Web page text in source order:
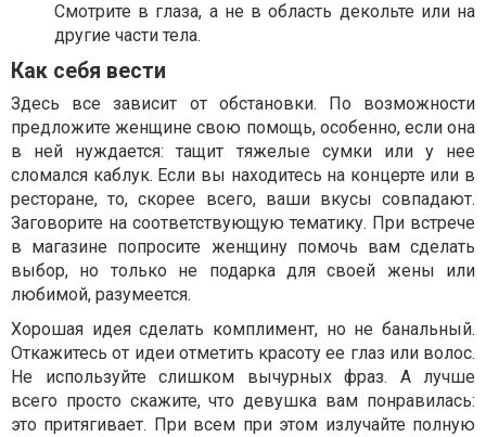
Смотрите в глаза, а не в область декольте или на
другие части тела.
Как себя вести
Здесь все зависит от обстановки. По возможности
предложите женщине свою помощь, особенно, если она
в ней нуждается: тащит тяжелые сумки или у нее
сломался каблук. Если вы находитесь на концерте или в
ресторане, то, скорее всего, ваши вкусы совпадают.
Заговорите на соответствующую тематику. При встрече
в магазине попросите женщину помочь вам сделать
выбор, но только не подарка для своей жены или
любимой, разумеется.
Хорошая идея сделать комплимент, но не банальный.
Откажитесь от идеи отметить красоту ее глаз или волос.
Не используйте слишком вычурных фраз. А лучше
всего просто скажите, что девушка вам понравилась:
это притягивает. При всем при этом излучайте полную